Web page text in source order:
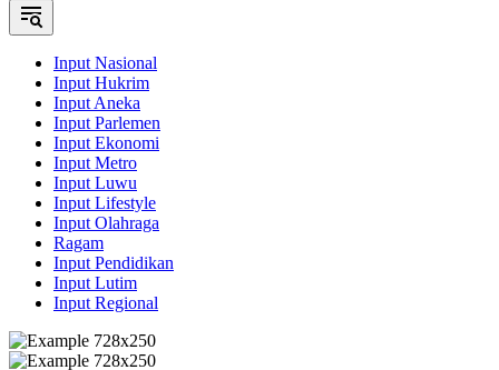
Input Nasional
Input Hukrim
Input Aneka
Input Parlemen
Input Ekonomi
Input Metro
Input Luwu
Input Lifestyle
Input Olahraga
Ragam
Input Pendidikan
Input Lutim
Input Regional